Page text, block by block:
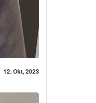
12. Okt, 2023